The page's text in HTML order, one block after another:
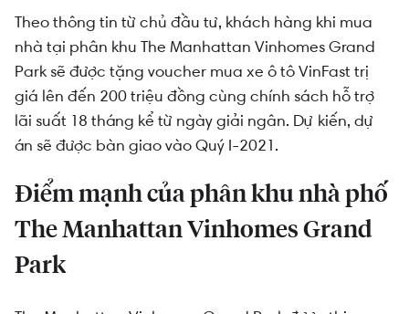
Theo thông tin từ chủ đầu tư, khách hàng khi mua
nhà tại phân khu The Manhattan Vinhomes Grand
Park sẽ được tặng voucher mua xe ô tô VinFast trị
giá lên đến 200 triệu đồng cùng chính sách hỗ trợ
lãi suất 18 tháng kể từ ngày giải ngân. Dự kiến, dự
án sẽ được bàn giao vào Quý I-2021.
Điểm mạnh của phân khu nhà phố
The Manhattan Vinhomes Grand
Park